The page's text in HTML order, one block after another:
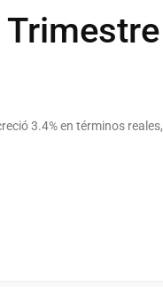
Trimestre
3.4% en términos reales,